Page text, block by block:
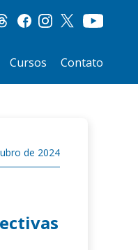
Cursos Contato
de 2024